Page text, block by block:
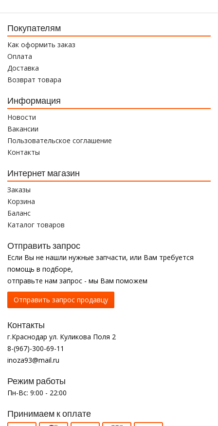
Покупателям
Как оформить заказ
Оплата
Доставка
Возврат товара
Информация
Новости
Вакансии
Пользовательское соглашение
Контакты
Интернет магазин
Заказы
Корзина
Баланс
Каталог товаров
Отправить запрос
Если Вы не нашли нужные запчасти, или Вам требуется
помощь в подборе,
отправьте нам запрос - мы Вам поможем
Отправить запрос продавцу
Контакты
г.Краснодар ул. Куликова Поля 2
8-(967)-300-69-11
inoza93@mail.ru
Режим работы
Пн-Вс: 9:00 - 22:00
Принимаем к оплате